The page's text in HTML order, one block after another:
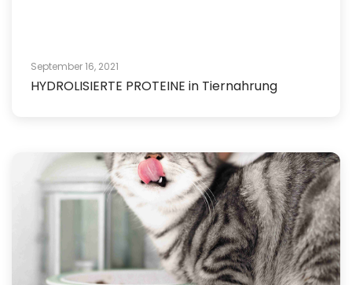
September 16, 2021
HYDROLISIERTE PROTEINE in Tiernahrung